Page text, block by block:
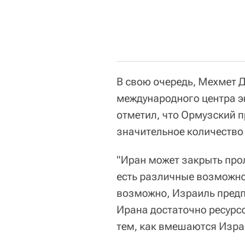
В свою очередь, Мехмет
международного центра
отметил, что Ормузский
значительное
"Иран может закрыть
есть различные
возможно, Израиль
Ирана достаточно
тем, как вмешаются